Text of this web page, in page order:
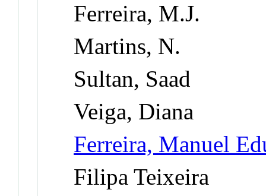
Ferreira, M.J.
Martins, N.
Sultan, Saad
Veiga, Diana
Ferreira, Manuel
Filipa Teixeira